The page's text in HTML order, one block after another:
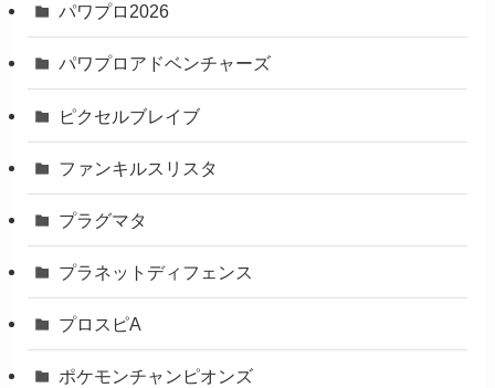
パワプロ2026
パワプロアドベンチャーズ
ピクセルブレイブ
ファンキルスリスタ
プラグマタ
プラネットディフェンス
プロスピA
ポケモンチャンピオンズ